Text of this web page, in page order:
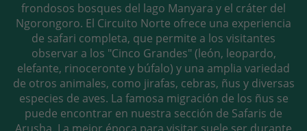
frondosos bosques del lago Manyara y el cráter del
Ngorongoro. El Circuito Norte ofrece una experiencia
de safari completa, que permite a los visitantes
observar a los "Cinco Grandes" (león, leopardo,
elefante, rinoceronte y búfalo) y una amplia variedad
de otros animales, como jirafas, cebras, ñus y diversas
especies de aves. La famosa migración de los ñus se
puede encontrar en nuestra sección de Safaris de